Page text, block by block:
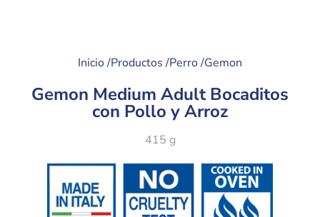
Inicio /Productos /Perro /Gemon
Gemon Medium Adult Bocaditos
con Pollo y Arroz
415 g